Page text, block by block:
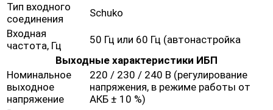
Тип входного
соединения
Schuko
Входная
частота, Гц
50 Гц или 60 Гц (автонастройка
Выходные характеристики ИБП
Номинальное
выходное
напряжение
220 / 230 / 240 В (регулирование
напряжения, в режиме работы от
АКБ ± 10 %)